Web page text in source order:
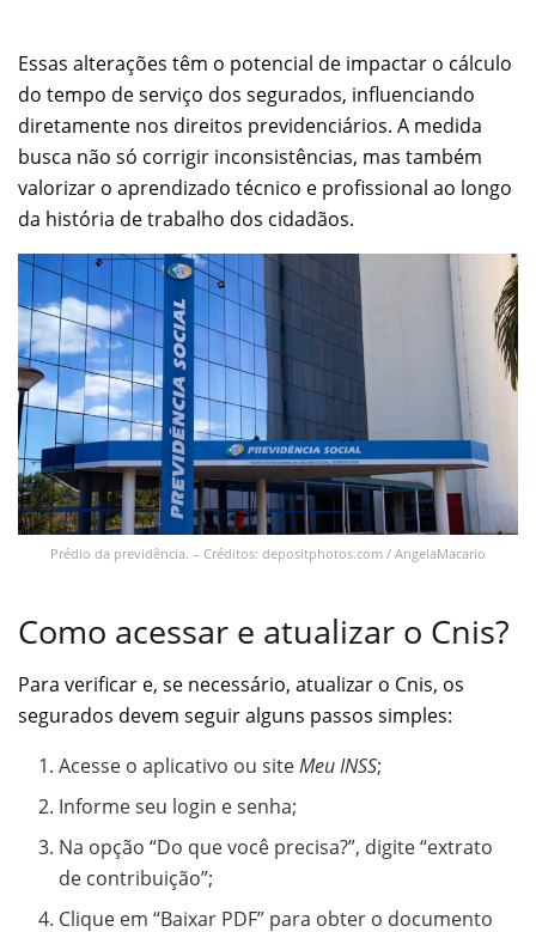
Essas alterações têm o potencial de impactar o cálculo
do tempo de serviço dos segurados, influenciando
diretamente nos direitos previdenciários. A medida
busca não só corrigir inconsistências, mas também
valorizar o aprendizado técnico e profissional ao longo
da história de trabalho dos cidadãos.
Prédio da previdência. – Créditos: depositphotos.com / AngelaMacario
Como acessar e atualizar o Cnis?
Para verificar e, se necessário, atualizar o Cnis, os
segurados devem seguir alguns passos simples:
Acesse o aplicativo ou siteMeu INSS;
Informe seu login e senha;
Na opção “Do que você precisa?”, digite “extrato
de contribuição”;
Clique em “Baixar PDF” para obter o documento